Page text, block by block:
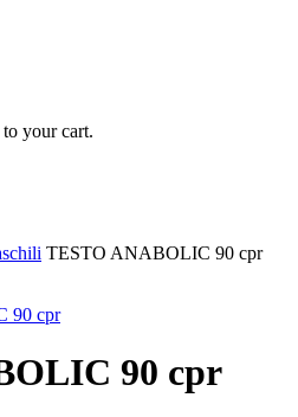
your cart.
TESTO ANABOLIC 90 cpr
90 cpr